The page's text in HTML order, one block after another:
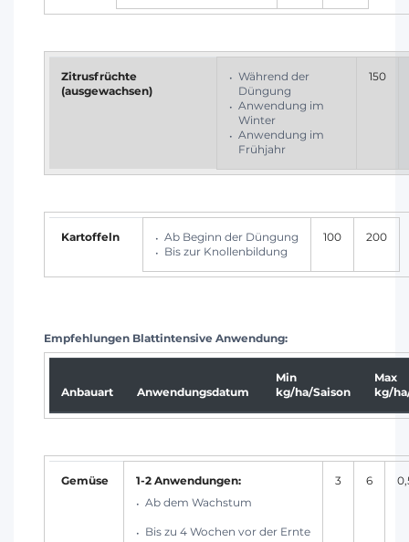
Zitrusfrüchte
(ausgewachsen)
Während der
Düngung
Anwendung im
Winter
Anwendung im
Frühjahr
150
Kartoffeln
Ab Beginn der Düngung
Bis zur Knollenbildung
100 200
Empfehlungen Blattintensive Anwendung:
Anbauart Anwendungsdatum
Min
kg/ha/Saison
Max
kg/
Gemüse
1-2 Anwendungen:
Ab dem Wachstum
Bis zu 4 Wochen vor der Ernte
3 6